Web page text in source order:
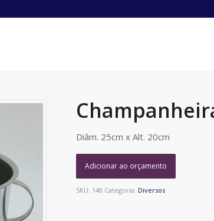
Diâm. 25cm x Alt. 20cm
Adicionar ao orçamento
SKU: 140 Categoria: Diversos